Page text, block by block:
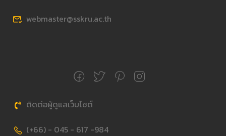
webmaster@sskru.ac.th
ติดต่อผู้ดูแลเว็บไซต์
(+66) - 045 - 617 -984